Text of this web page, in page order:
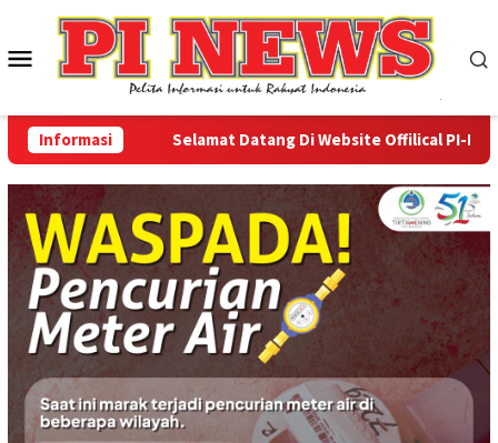
konten
Menu
Mobile
Informasi Selamat Datang Di Website Offilical PI-News